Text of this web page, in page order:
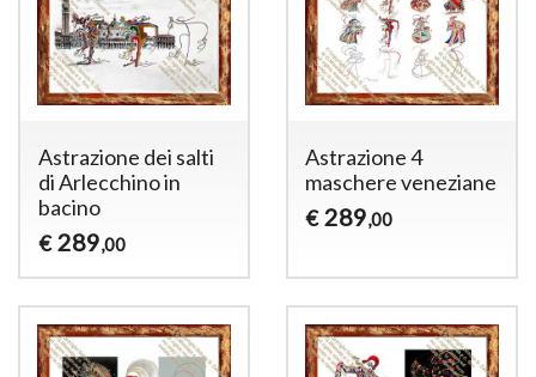
Astrazione dei salti
di Arlecchino in
bacino
€ 289,00
Astrazione 4
maschere veneziane
€ 289,00